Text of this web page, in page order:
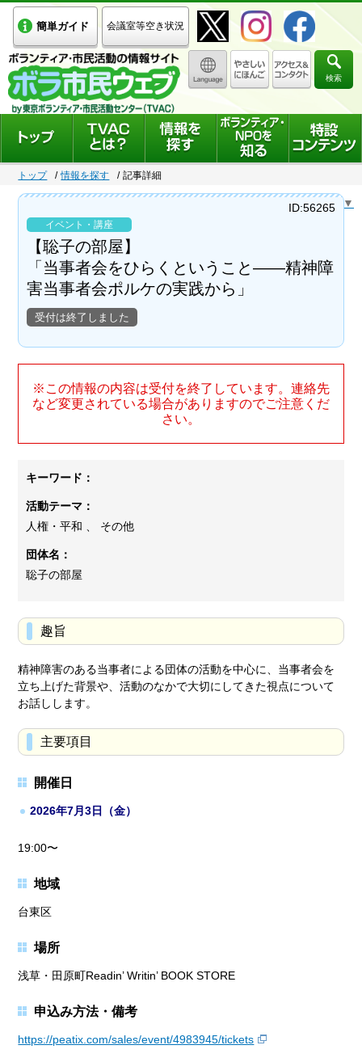
簡単ガイド 会議室等空き状況
検索
トップ 情報を探す 記事詳細
Select Language ▼
イベント・講座
【聡子の部屋】
「当事者会をひらくということ――精神障
害当事者会ポルケの実践から」
受付は終了しました
ID:56265
※この情報の内容は受付を終了しています。連絡先
など変更されている場合がありますのでご注意くだ
さい。
キーワード：
活動テーマ：
人権・平和 、 その他
団体名：
聡子の部屋
趣旨
精神障害のある当事者による団体の活動を中心に、当事者会を
立ち上げた背景や、活動のなかで大切にしてきた視点について
お話しします。
主要項目
開催日
2026年7月3日（金）
19:00〜
地域
台東区
場所
浅草・田原町Readin’ Writin’ BOOK STORE
申込み方法・備考
https://peatix.com/sales/event/4983945/tickets